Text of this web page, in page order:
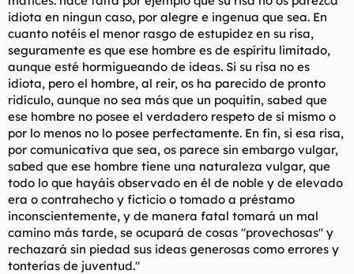
idiota en ningun caso, por alegre e ingenua que sea. En
cuanto notéis el menor rasgo de estupidez en su risa,
seguramente es que ese hombre es de espíritu limitado,
aunque esté hormigueando de ideas. Si su risa no es
idiota, pero el hombre, al reir, os ha parecido de pronto
ridículo, aunque no sea más que un poquitín, sabed que
ese hombre no posee el verdadero respeto de sí mismo o
por lo menos no lo posee perfectamente. En fin, si esa risa,
por comunicativa que sea, os parece sin embargo vulgar,
sabed que ese hombre tiene una naturaleza vulgar, que
todo lo que hayáis observado en él de noble y de elevado
era o contrahecho y ficticio o tomado a préstamo
inconscientemente, y de manera fatal tomará un mal
camino más tarde, se ocupará de cosas "provechosas" y
rechazará sin piedad sus ideas generosas como errores y
tonterías de juventud."